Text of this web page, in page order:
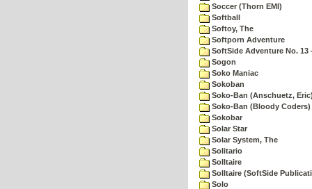
Soccer (Thorn EMI)
Softball
Softoy, The
Softporn Adventure
SoftSide Adventure No. 13
Sogon
Soko Maniac
Sokoban
Soko-Ban (Anschuetz,
Soko-Ban (Bloody Coders)
Sokobar
Solar Star
Solar System, The
Solitario
Solltaire
Solltaire (SoftSide
Solo